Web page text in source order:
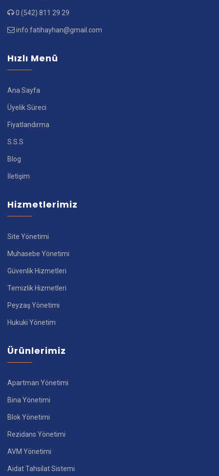
0 (542) 811 29 29
info.fatihayhan@gmail.com
Hızlı Menü
Ana Sayfa
Üyelik Süreci
Fiyatlandırma
S.S.S
Blog
İletişim
Hizmetlerimiz
Site Yönetimi
Muhasebe Yönetimi
Güvenlik Hizmetleri
Temizlik Hizmetleri
Peyzaş Yönetimi
Hukuki Yönetim
Ürünlerimiz
Apartman Yönetimi
Bina Yönetimi
Blok Yönetimi
Rezidans Yönetimi
AVM Yönetimi
Aidat Tahsilat Sistemi